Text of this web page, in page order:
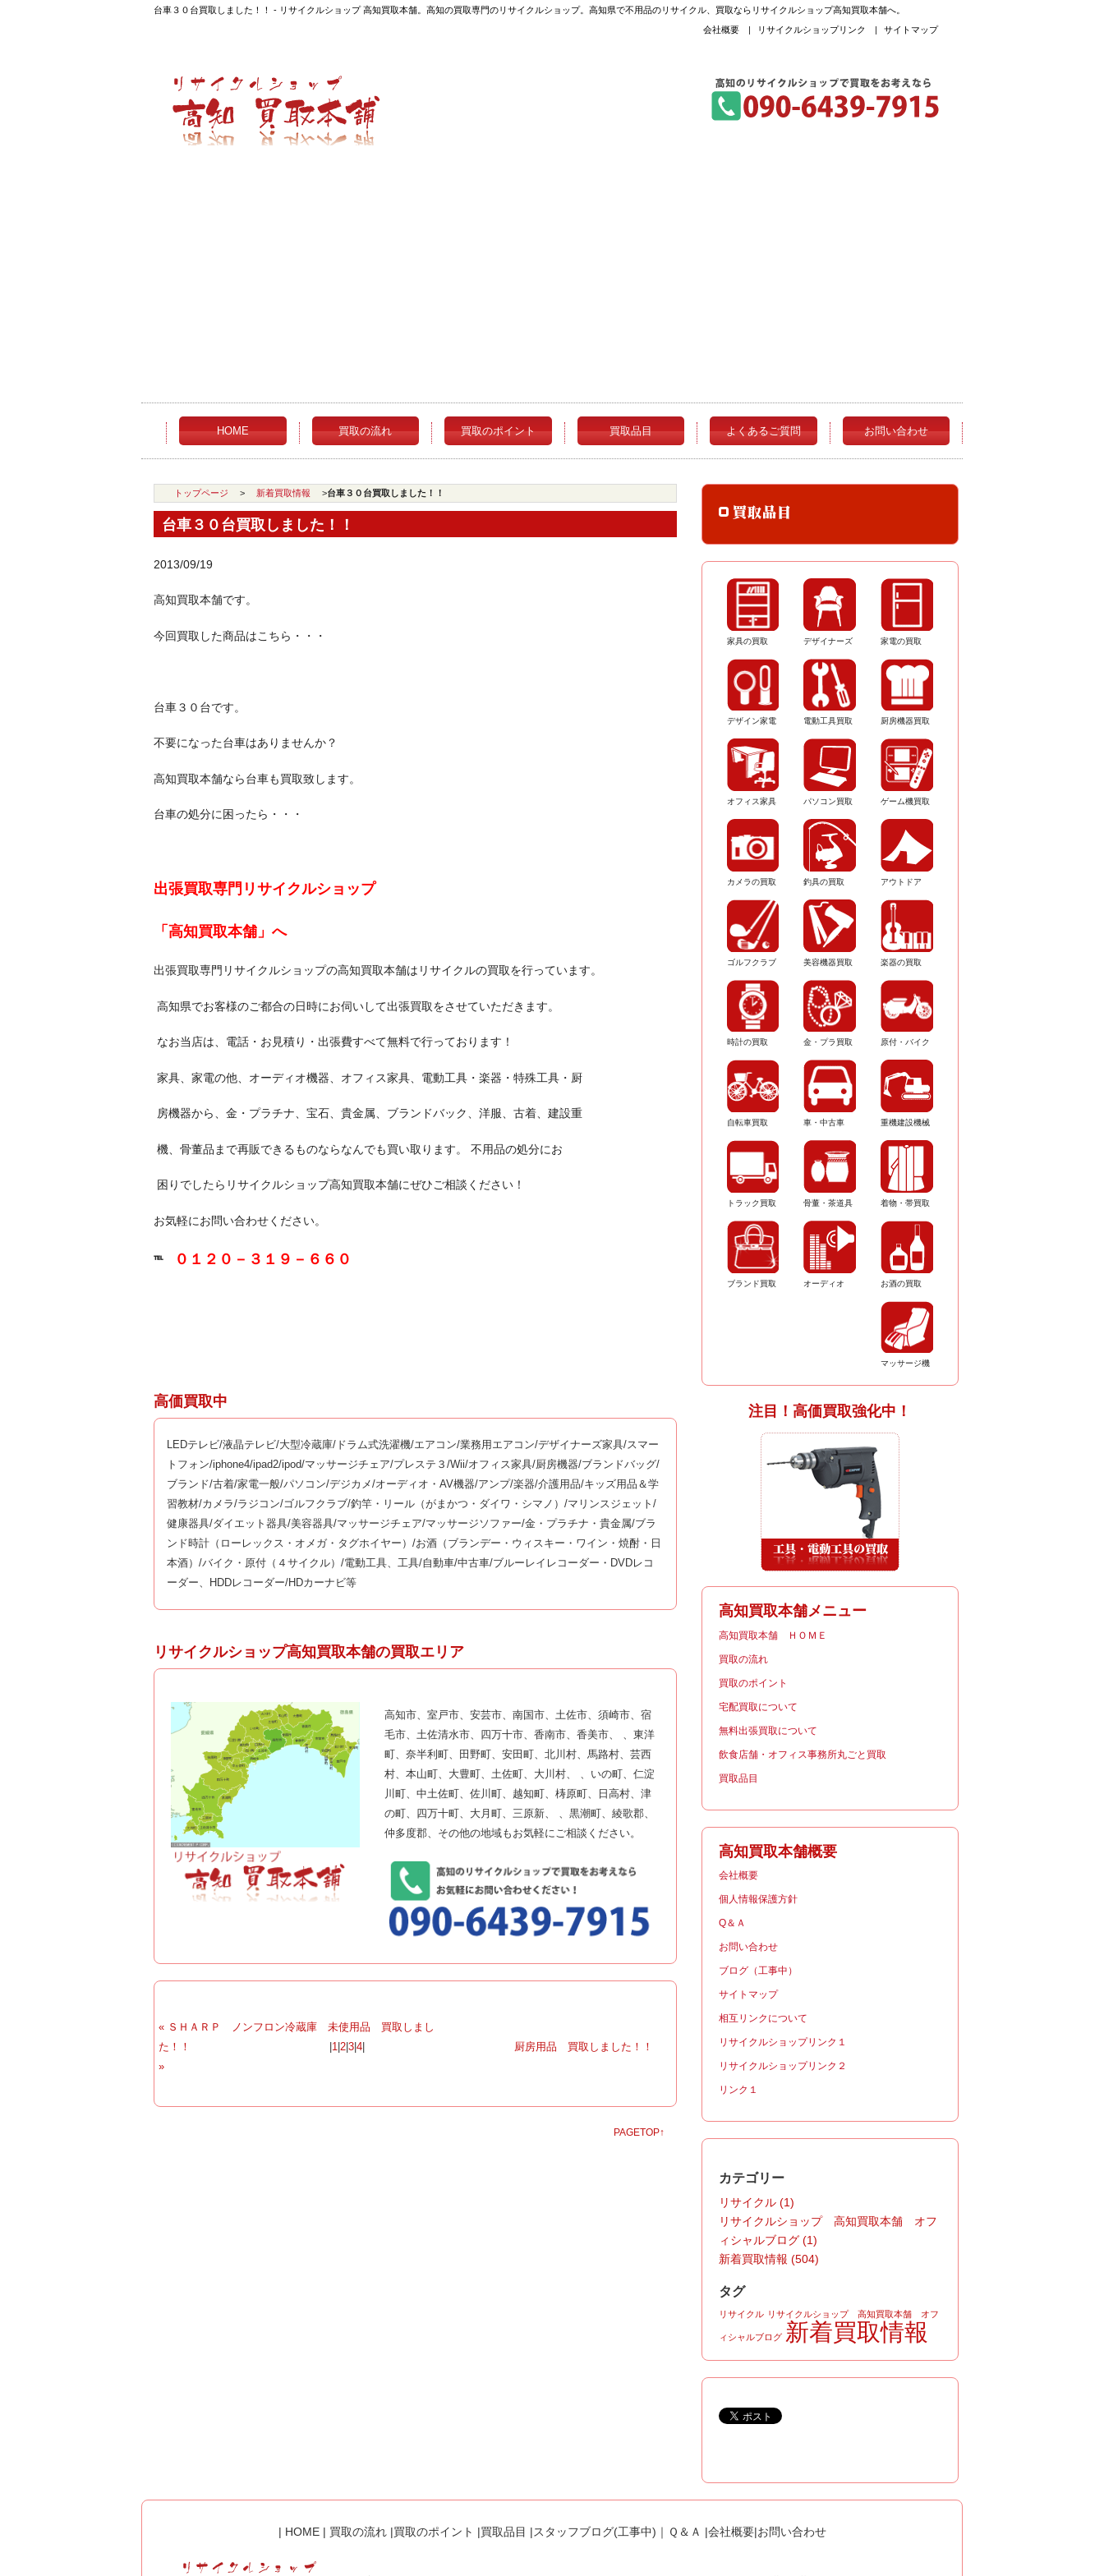
台車３０台買取しました！！ - リサイクルショップ 高知買取本舗。高知の買取専門のリサイクルショップ。高知県で不用品のリサイクル、買取ならリサイクルショップ高知買取本舗へ。
会社概要 | リサイクルショップリンク | サイトマップ
HOME 買取の流れ 買取のポイント 買取品目 よくあるご質問 お問い合わせ
トップページ > 新着買取情報 >台車３０台買取しました！！
台車３０台買取しました！！
2013/09/19
高知買取本舗です。
今回買取した商品はこちら・・・
台車３０台です。
不要になった台車はありませんか？
高知買取本舗なら台車も買取致します。
台車の処分に困ったら・・・
出張買取専門リサイクルショップ
「高知買取本舗」へ
出張買取専門リサイクルショップの高知買取本舗はリサイクルの買取を行っています。
高知県でお客様のご都合の日時にお伺いして出張買取をさせていただきます。
なお当店は、電話・お見積り・出張費すべて無料で行っております！
家具、家電の他、オーディオ機器、オフィス家具、電動工具・楽器・特殊工具・厨
房機器から、金・プラチナ、宝石、貴金属、ブランドバック、洋服、古着、建設重
機、骨董品まで再販できるものならなんでも買い取ります。 不用品の処分にお
困りでしたらリサイクルショップ高知買取本舗にぜひご相談ください！
お気軽にお問い合わせください。
℡ ０１２０－３１９－６６０
高価買取中
LEDテレビ/液晶テレビ/大型冷蔵庫/ドラム式洗濯機/エアコン/業務用エアコン/デザイナーズ家具/スマー
トフォン/iphone4/ipad2/ipod/マッサージチェア/プレステ３/Wii/オフィス家具/厨房機器/ブランドバッグ/
ブランド/古着/家電一般/パソコン/デジカメ/オーディオ・AV機器/アンプ/楽器/介護用品/キッズ用品＆学
習教材/カメラ/ラジコン/ゴルフクラブ/釣竿・リール（がまかつ・ダイワ・シマノ）/マリンスジェット/
健康器具/ダイエット器具/美容器具/マッサージチェア/マッサージソファー/金・プラチナ・貴金属/ブラ
ンド時計（ローレックス・オメガ・タグホイヤー）/お酒（ブランデー・ウィスキー・ワイン・焼酎・日
本酒）/バイク・原付（４サイクル）/電動工具、工具/自動車/中古車/ブルーレイレコーダー・DVDレコ
ーダー、HDDレコーダー/HDカーナビ等
リサイクルショップ高知買取本舗の買取エリア
高知市、室戸市、安芸市、南国市、土佐市、須崎市、宿
毛市、土佐清水市、四万十市、香南市、香美市、 、東洋
町、奈半利町、田野町、安田町、北川村、馬路村、芸西
村、本山町、大豊町、土佐町、大川村、 、いの町、仁淀
川町、中土佐町、佐川町、越知町、梼原町、日高村、津
の町、四万十町、大月町、三原新、 、黒潮町、綾歌郡、
仲多度郡、その他の地域もお気軽にご相談ください。
« ＳＨＡＲＰ ノンフロン冷蔵庫 未使用品 買取しまし
た！！
1 2 3 4
厨房用品 買取しました！！
»
PAGETOP↑
家具の買取 デザイナーズ 家電の買取
デザイン家電 電動工具買取 厨房機器買取
オフィス家具 パソコン買取 ゲーム機買取
カメラの買取 釣具の買取 アウトドア
ゴルフクラブ 美容機器買取 楽器の買取
時計の買取 金・プラ買取 原付・バイク
自転車買取 車・中古車 重機建設機械
トラック買取 骨董・茶道具 着物・帯買取
ブランド買取 オーディオ お酒の買取
マッサージ機
注目！高価買取強化中！
高知買取本舗メニュー
高知買取本舗 ＨＯＭＥ
買取の流れ
買取のポイント
宅配買取について
無料出張買取について
飲食店舗・オフィス事務所丸ごと買取
買取品目
高知買取本舗概要
会社概要
個人情報保護方針
Q＆Ａ
お問い合わせ
ブログ（工事中）
サイトマップ
相互リンクについて
リサイクルショップリンク１
リサイクルショップリンク２
リンク１
カテゴリー
リサイクル (1)
リサイクルショップ 高知買取本舗 オフ
ィシャルブログ (1)
新着買取情報 (504)
タグ
リサイクル リサイクルショップ 高知買取本舗 オフ
ィシャルブログ 新着買取情報
| HOME| 買取の流れ|買取のポイント |買取品目 |スタッフブログ(工事中) ｜ Ｑ＆Ａ |会社概要|お問い合わせ